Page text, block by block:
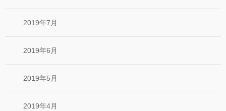
2019年7月
2019年6月
2019年5月
2019年4月